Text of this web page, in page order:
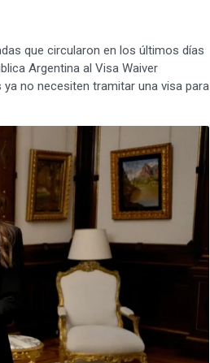
que circularon en los últimos días
Argentina al Visa Waiver
no necesiten tramitar una visa para